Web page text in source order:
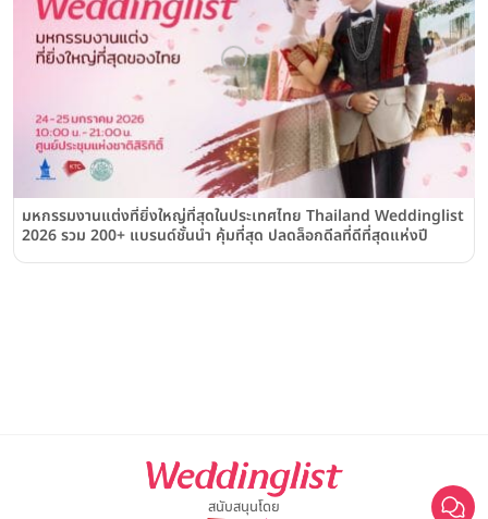
มหกรรมงานแต่งที่ยิ่งใหญ่ที่สุดในประเทศไทย Thailand Weddinglist
2026 รวม 200+ แบรนด์ชั้นนำ คุ้มที่สุด ปลดล็อกดีลที่ดีที่สุดแห่งปี
สนับสนุนโดย